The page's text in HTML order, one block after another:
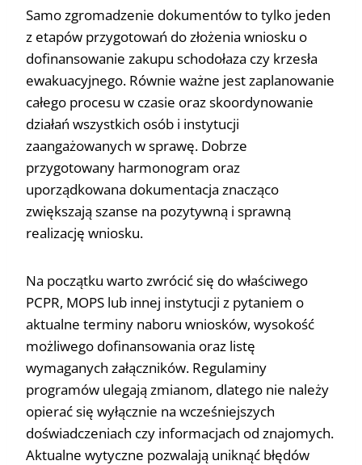
Samo zgromadzenie dokumentów to tylko jeden
z etapów przygotowań do złożenia wniosku o
dofinansowanie zakupu schodołaza czy krzesła
ewakuacyjnego. Równie ważne jest zaplanowanie
całego procesu w czasie oraz skoordynowanie
działań wszystkich osób i instytucji
zaangażowanych w sprawę. Dobrze
przygotowany harmonogram oraz
uporządkowana dokumentacja znacząco
zwiększają szanse na pozytywną i sprawną
realizację wniosku.
Na początku warto zwrócić się do właściwego
PCPR, MOPS lub innej instytucji z pytaniem o
aktualne terminy naboru wniosków, wysokość
możliwego dofinansowania oraz listę
wymaganych załączników. Regulaminy
programów ulegają zmianom, dlatego nie należy
opierać się wyłącznie na wcześniejszych
doświadczeniach czy informacjach od znajomych.
Aktualne wytyczne pozwalają uniknąć błędów